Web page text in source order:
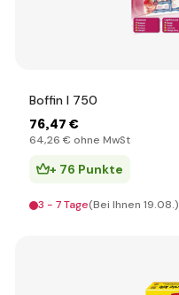
Boffin I 750
76,47 €
64,26 € ohne MwSt
+ 76 Punkte
3 - 7 Tage(Bei Ihnen 19.08.)